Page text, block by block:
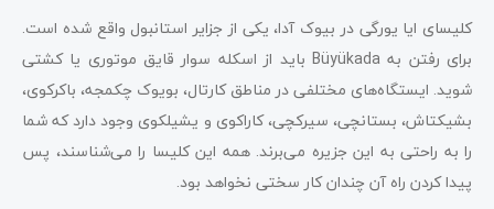
کلیسای ایا یورگی در بیوک آدا، یکی از جزایر استانبول واقع شده است.
برای رفتن به Büyükada باید از اسکله سوار قایق موتوری یا کشتی
شوید. ایستگاه‌های مختلفی در مناطق کارتال، بویوک چکمجه، باکرکوی،
بشیکتاش، بستانچی، سیرکچی، کاراکوی و یشیلکوی وجود دارد که شما
را به راحتی به این جزیره می‌برند. همه این کلیسا را می‌شناسند، پس
پیدا کردن راه آن چندان کار سختی نخواهد بود.